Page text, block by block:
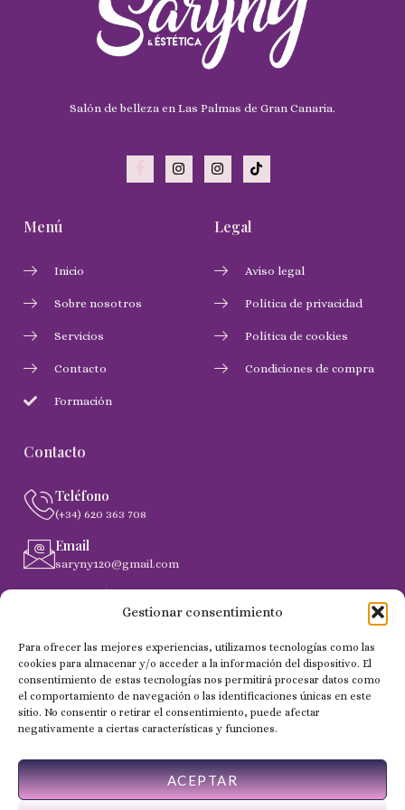
Gestionar consentimiento
Para ofrecer las mejores experiencias, utilizamos tecnologías como las
cookies para almacenar y/o acceder a la información del dispositivo. El
consentimiento de estas tecnologías nos permitirá procesar datos como
el comportamiento de navegación o las identificaciones únicas en este
sitio. No consentir o retirar el consentimiento, puede afectar
negativamente a ciertas características y funciones.
ACEPTAR
Salón de belleza en Las Palmas de Gran Canaria.
Menú
Inicio
Sobre nosotros
Servicios
Contacto
Formación
Legal
Aviso legal
Política de privacidad
Política de cookies
Condiciones de compra
Contacto
Teléfono
(+34) 620 363 708
Email
saryny120@gmail.com
Dirección
C. Gobernador Marín Acuña, 53, (35014) Las Palmas de
Copyright 2024 © Todos los derechos reservados - NailSaryny